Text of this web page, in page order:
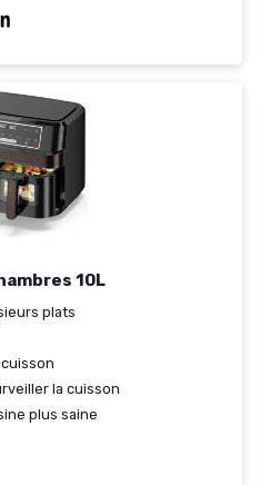
10L
plats
la cuisson
plus saine